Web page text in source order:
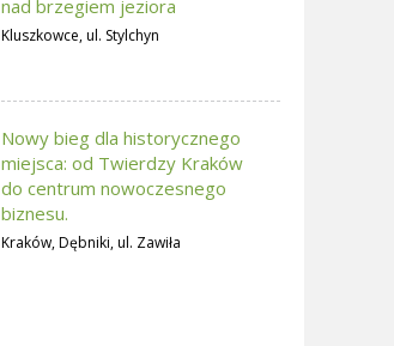
nad brzegiem jeziora
Kluszkowce, ul. Stylchyn
Nowy bieg dla historycznego
miejsca: od Twierdzy Kraków
do centrum nowoczesnego
biznesu.
Kraków, Dębniki, ul. Zawiła